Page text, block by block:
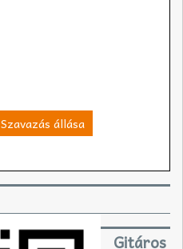
Szavazás állása
Gitáros